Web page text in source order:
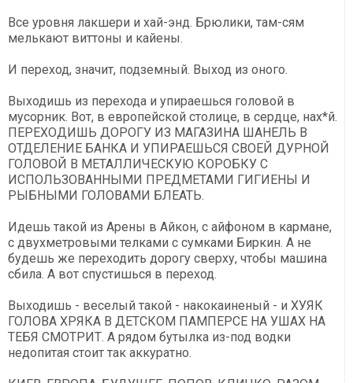
Все уровня лакшери и хай-энд. Брюлики, там-сям
мелькают виттоны и кайены.
И переход, значит, подземный. Выход из оного.
Выходишь из перехода и упираешься головой в
мусорник. Вот, в европейской столице, в сердце, нах*й.
ПЕРЕХОДИШЬ ДОРОГУ ИЗ МАГАЗИНА ШАНЕЛЬ В
ОТДЕЛЕНИЕ БАНКА И УПИРАЕШЬСЯ СВОЕЙ ДУРНОЙ
ГОЛОВОЙ В МЕТАЛЛИЧЕСКУЮ КОРОБКУ С
ИСПОЛЬЗОВАННЫМИ ПРЕДМЕТАМИ ГИГИЕНЫ И
РЫБНЫМИ ГОЛОВАМИ БЛЕАТЬ.
Идешь такой из Арены в Айкон, с айфоном в кармане,
с двухметровыми телками с сумками Биркин. А не
будешь же переходить дорогу сверху, чтобы машина
сбила. А вот спустишься в переход.
Выходишь - веселый такой - накокаиненый - и ХУЯК
ГОЛОВА ХРЯКА В ДЕТСКОМ ПАМПЕРСЕ НА УШАХ НА
ТЕБЯ СМОТРИТ. А рядом бутылка из-под водки
недопитая стоит так аккуратно.